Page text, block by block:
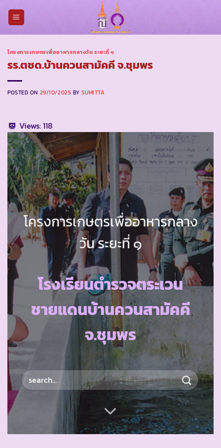
โครงการเกษตรเพื่ออาหารกลางวัน ระยะที่ ๑
รร.ตชด.บ้านควนสามัคคี จ.ชุมพร
POSTED ON 29/10/2025 BYSUMITTA
Views:118
โครงการเกษตรเพื่ออาหารกลาง
วัน ระยะที่ ๑
โรงเรียนตำรวจตระเวน
ชายแดนบ้านควนสามัคคี
จ.ชุมพร